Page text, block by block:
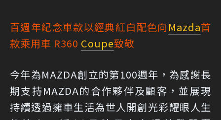
百週年紀念車款以經典紅白配色向 Mazda首
款乘用車 R360 Coupe致敬
今年為MAZDA創立的第100週年，為感謝長
期支持MAZDA的合作夥伴及顧客，並展現
持續透過擁車生活為世人開創光彩耀眼人生